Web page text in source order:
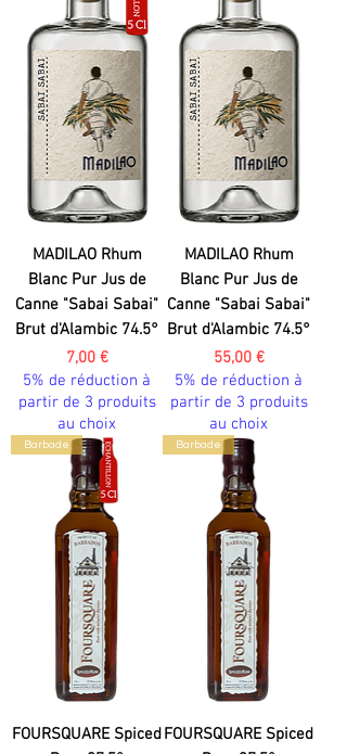
MADILAO Rhum
Blanc Pur Jus de
Canne "Sabai Sabai"
Brut d'Alambic 74.5°
Prix
7,00 €
5% de réduction à
partir de 3 produits
au choix
MADILAO Rhum
Blanc Pur Jus de
Canne "Sabai Sabai"
Brut d'Alambic 74.5°
Prix
55,00 €
5% de réduction à
partir de 3 produits
au choix
Barbade
FOURSQUARE Spiced
Barbade
FOURSQUARE Spiced